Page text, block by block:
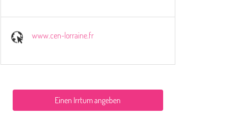
www.cen-lorraine.fr
Einen Irrtum angeben